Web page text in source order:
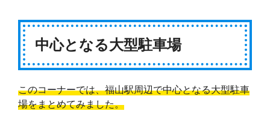
中心となる大型駐車場
このコーナーでは、福山駅周辺で中心となる大型駐車
場をまとめてみました。